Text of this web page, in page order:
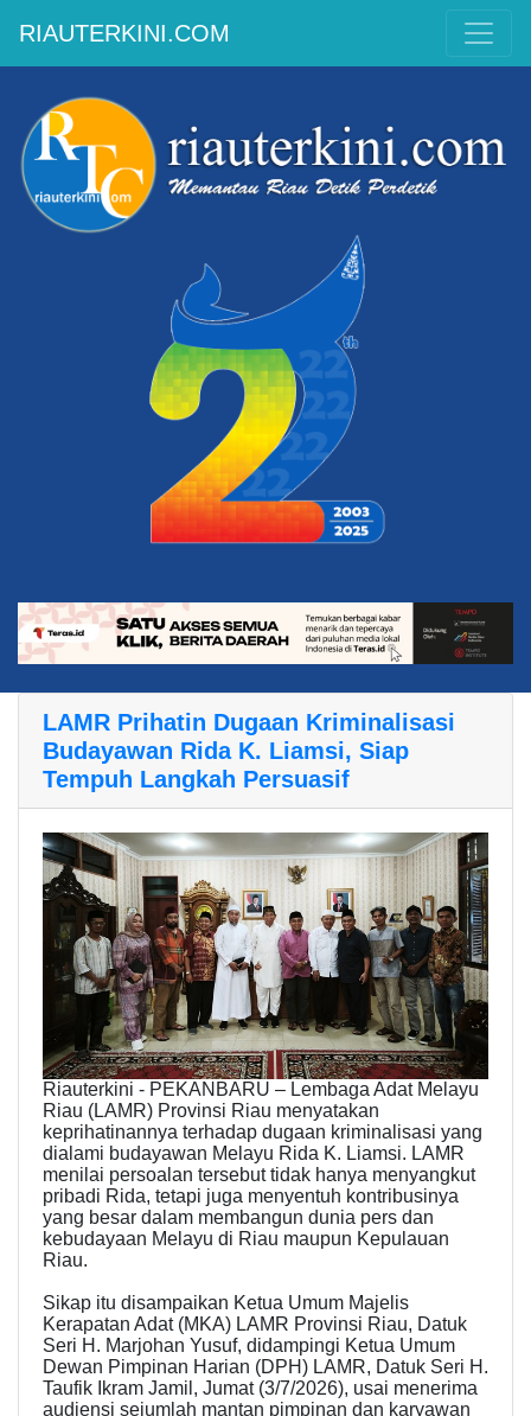
RIAUTERKINI.COM
LAMR Prihatin Dugaan Kriminalisasi
Budayawan Rida K. Liamsi, Siap
Tempuh Langkah Persuasif
Riauterkini - PEKANBARU – Lembaga Adat Melayu
Riau (LAMR) Provinsi Riau menyatakan
keprihatinannya terhadap dugaan kriminalisasi yang
dialami budayawan Melayu Rida K. Liamsi. LAMR
menilai persoalan tersebut tidak hanya menyangkut
pribadi Rida, tetapi juga menyentuh kontribusinya
yang besar dalam membangun dunia pers dan
kebudayaan Melayu di Riau maupun Kepulauan
Riau.
Sikap itu disampaikan Ketua Umum Majelis
Kerapatan Adat (MKA) LAMR Provinsi Riau, Datuk
Seri H. Marjohan Yusuf, didampingi Ketua Umum
Dewan Pimpinan Harian (DPH) LAMR, Datuk Seri H.
Taufik Ikram Jamil, Jumat (3/7/2026), usai menerima
audiensi sejumlah mantan pimpinan dan karyawan